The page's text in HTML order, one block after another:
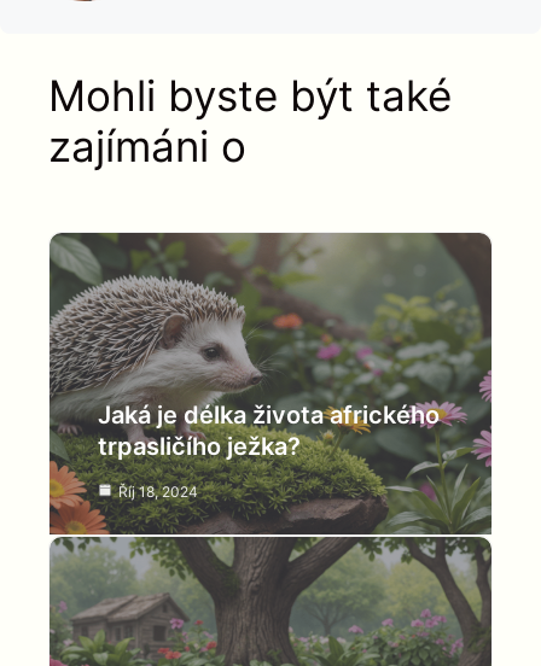
Mohli byste být také
zajímáni o
Jaká je délka života afrického
trpasličího ježka?
Říj 18, 2024